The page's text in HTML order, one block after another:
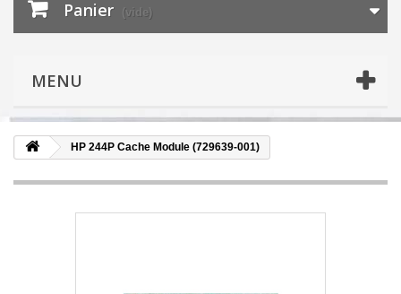
Panier (vide)
MENU
HP 244P Cache Module (729639-001)